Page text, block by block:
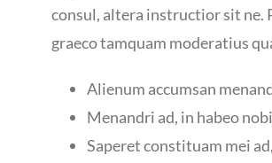
consul, altera instructior sit ne.
graeco tamquam moderatius
Alienum accumsan
Menandri ad, in habeo
Saperet constituam mei